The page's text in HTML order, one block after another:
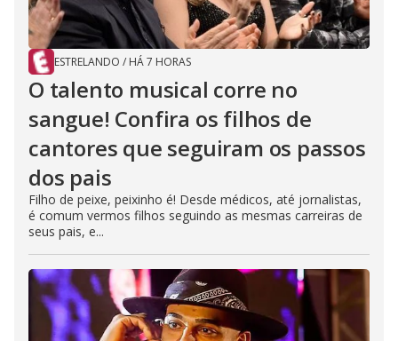
ESTRELANDO / HÁ 7 HORAS
O talento musical corre no
sangue! Confira os filhos de
cantores que seguiram os passos
dos pais
Filho de peixe, peixinho é! Desde médicos, até jornalistas,
é comum vermos filhos seguindo as mesmas carreiras de
seus pais, e...